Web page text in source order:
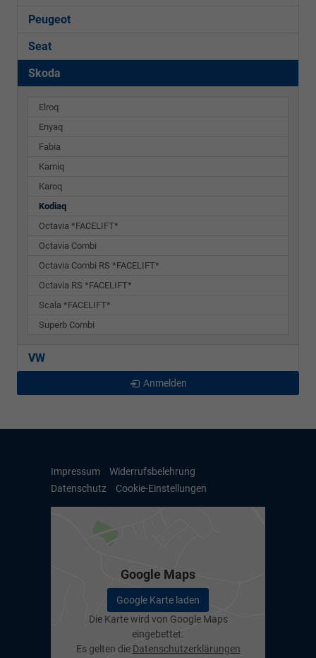
Peugeot
Seat
Skoda
Elroq
Enyaq
Fabia
Kamiq
Karoq
Kodiaq
Octavia *FACELIFT*
Octavia Combi
Octavia Combi RS *FACELIFT*
Octavia RS *FACELIFT*
Scala *FACELIFT*
Superb Combi
VW
Anmelden
Impressum
Widerrufsbelehrung
Datenschutz
Cookie-Einstellungen
Google Maps
Google Karte laden
Die Karte wird von Google Maps
eingebettet.
Es gelten die Datenschutzerklärungen